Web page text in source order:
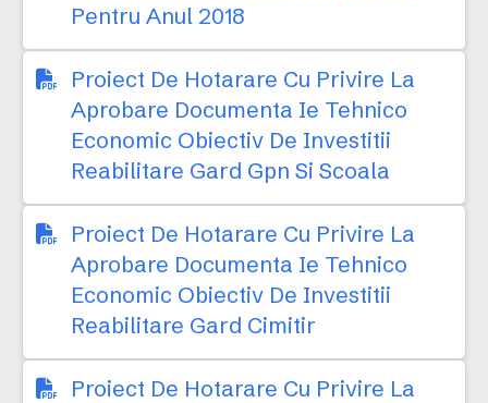
Pentru Anul 2018
Proiect De Hotarare Cu Privire La
Aprobare Documenta Ie Tehnico
Economic Obiectiv De Investitii
Reabilitare Gard Gpn Si Scoala
Proiect De Hotarare Cu Privire La
Aprobare Documenta Ie Tehnico
Economic Obiectiv De Investitii
Reabilitare Gard Cimitir
Proiect De Hotarare Cu Privire La